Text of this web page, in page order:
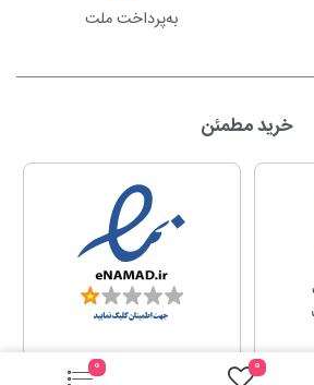
به‌پرداخت ملت
خرید مطمئن
0
0